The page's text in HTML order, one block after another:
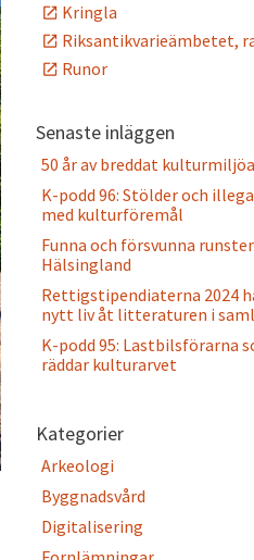
Kringla
Riksantikvarieämbetet,
Runor
Senaste inläggen
50 år av breddat
K-podd 96: Stölder och
med kulturföremål
Funna och försvunna
Hälsingland
Rettigstipendiaterna 2024
nytt liv åt litteraturen i
K-podd 95: Lastbilsförarna
räddar kulturarvet
Kategorier
Arkeologi
Byggnadsvård
Digitalisering